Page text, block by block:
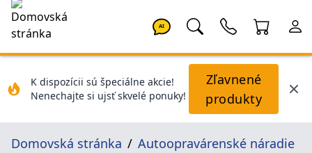
AI
K dispozícii sú špeciálne akcie!
Nenechajte si ujsť skvelé ponuky!
Zľavnené
produkty
Domovská stránka
Autoopravárenské náradie